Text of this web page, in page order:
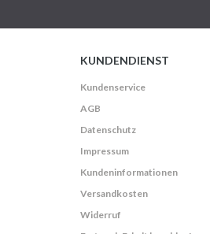
KUNDENDIENST
Kundenservice
AGB
Datenschutz
Impressum
Kundeninformationen
Versandkosten
Widerruf